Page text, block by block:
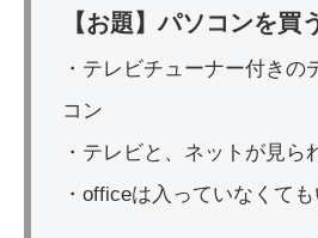
【お題】パソコンを買
・テレビチューナー付きの
コン
・テレビと、ネットが見ら
・officeは入っていなくて